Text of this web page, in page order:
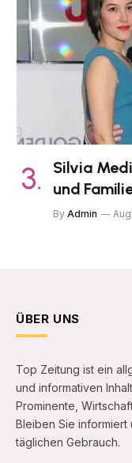
Silvia
und
By Admin
ÜBER UNS
Top Zeitung ist ein
und informativen
Prominente,
Bleiben Sie
täglichen Gebrauch.